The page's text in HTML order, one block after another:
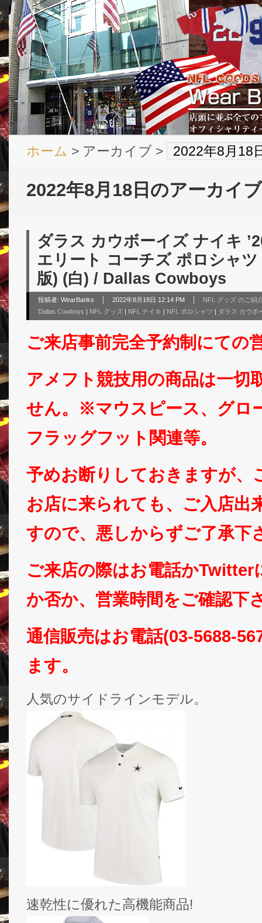
ホーム > アーカイブ > 2022年8月18
2022年8月18日のアーカイブ
ダラス カウボーイズ ナイキ
エリート コーチズ ポロシャ
版) (白) / Dallas Cowboys
投稿者: WearBanks 2022年8月18日 12:14 PM
NFL グッズ のご紹
Dallas Cowboys | NFL グッズ | NFL ナイキ | NFL ポロシャツ | ダラス カウボ
ご来店事前完全予約制にての
アメフト競技用の商品は一切
せん。※マウスピース、グロ
フラッグフット関連等。
予めお断りしておきますが、
お店に来られても、ご入店出
すので、悪しからずご了承下
ご来店の際はお電話かTwitter
か否か、営業時間をご確認下
通信販売はお電話(03-5688-
ます。
人気のサイドラインモデル。
速乾性に優れた高機能商品!